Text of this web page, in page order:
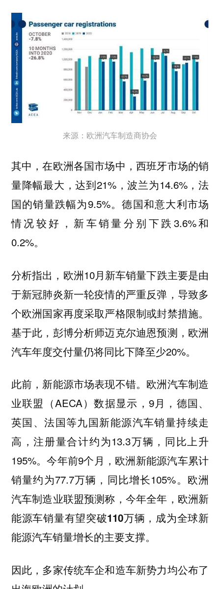
来源：欧洲汽车制造商协会
其中，在欧洲各国市场中，西班牙市场的销
量降幅最大，达到21%，波兰为14.6%，法
国的销量跌幅为9.5%。德国和意大利市场
情况较好，新车销量分别下跌3.6%和
0.2%。
分析指出，欧洲10月新车销量下跌主要是由
于新冠肺炎新一轮疫情的严重反弹，导致多
个欧洲国家再度采取严格限制或封禁措施。
基于此，彭博分析师迈克尔迪恩预测，欧洲
汽车年度交付量仍将同比下降至少20%。
此前，新能源市场表现不错。欧洲汽车制造
业联盟（AECA）数据显示，9月，德国、
英国、法国等九国新能源汽车销量持续走
高，注册量合计约为13.3万辆，同比上升
195%。今年前9个月，欧洲新能源汽车累计
销量约为77.7万辆，同比增长105%。欧洲
汽车制造业联盟预测称， 今年全年，欧洲新
能源车销量有望突破110万辆，成为全球新
能源汽车销量增长的主要支撑。
因此，多家传统车企和造车新势力均公布了